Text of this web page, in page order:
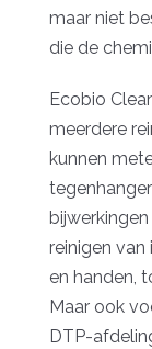
maar niet
die de
Ecobio
meerdere
kunnen
reinigen
en handen,
Maar ook
DTP-